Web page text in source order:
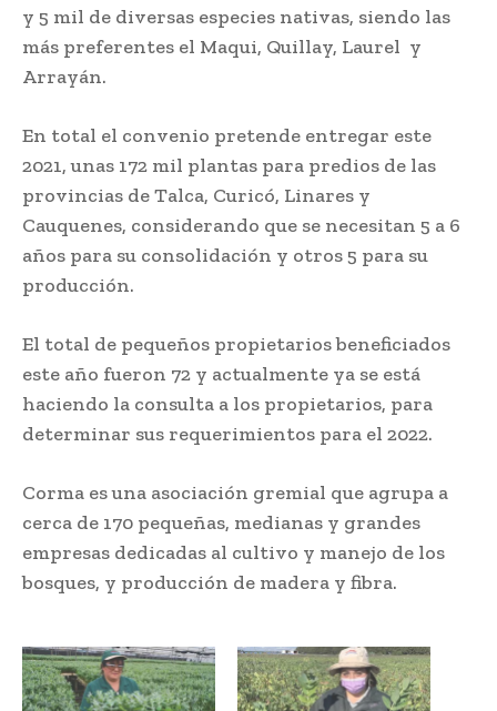
y 5 mil de diversas especies nativas, siendo las
más preferentes el Maqui, Quillay, Laurel y
Arrayán.
En total el convenio pretende entregar este
2021, unas 172 mil plantas para predios de las
provincias de Talca, Curicó, Linares y
Cauquenes, considerando que se necesitan 5 a 6
años para su consolidación y otros 5 para su
producción.
El total de pequeños propietarios beneficiados
este año fueron 72 y actualmente ya se está
haciendo la consulta a los propietarios, para
determinar sus requerimientos para el 2022.
Corma es una asociación gremial que agrupa a
cerca de 170 pequeñas, medianas y grandes
empresas dedicadas al cultivo y manejo de los
bosques, y producción de madera y fibra.